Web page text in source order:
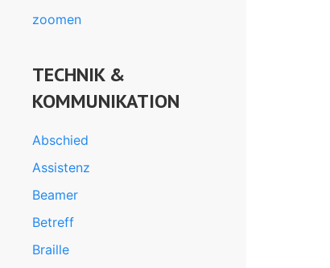
zoomen
TECHNIK &
KOMMUNIKATION
Abschied
Assistenz
Beamer
Betreff
Braille